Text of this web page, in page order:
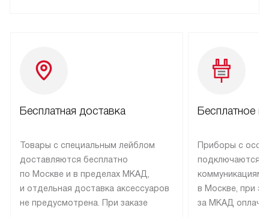
Бесплатная доставка
Товары с специальным лейблом
доставляются бесплатно
по Москве и в пределах МКАД,
и отдельная доставка аксессуаров
не предусмотрена. При заказе
Бесплатное
Приборы с
подключаются к
коммуникациям
в Москве, при
за МКАД